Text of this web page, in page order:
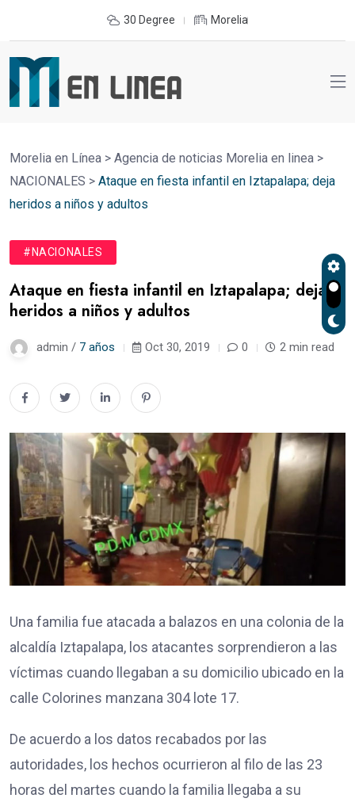
30 Degree Morelia
Morelia en Línea > Agencia de noticias Morelia en linea >
NACIONALES > Ataque en fiesta infantil en Iztapalapa; deja
heridos a niños y adultos
#NACIONALES
Ataque en fiesta infantil en Iztapalapa; deja
heridos a niños y adultos
admin / 7 años Oct 30, 2019 0 2 min read
Una familia fue atacada a balazos en una colonia de la
alcaldía Iztapalapa, los atacantes sorprendieron a las
víctimas cuando llegaban a su domicilio ubicado en la
calle Colorines manzana 304 lote 17.
De acuerdo a los datos recabados por las
autoridades, los hechos ocurrieron al filo de las 23
horas del martes cuando la familia llegaba a su